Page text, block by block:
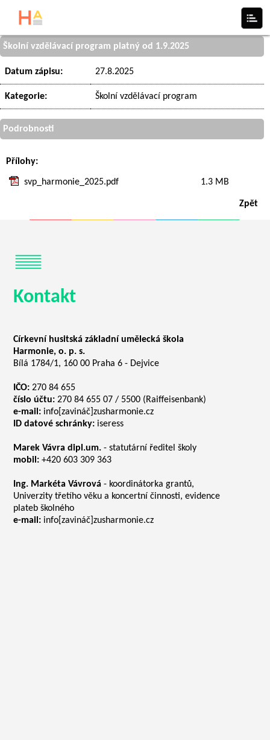
Školní vzdělávací program platný od 1.9.2025
Datum zápisu: 27.8.2025
Kategorie: Školní vzdělávací program
Podrobnosti
Přílohy:
svp_harmonie_2025.pdf 1.3 MB
Zpět
Kontakt
Církevní husitská základní umělecká škola
Harmonie, o. p. s.
Bílá 1784/1, 160 00 Praha 6 - Dejvice
IČO: 270 84 655
číslo účtu: 270 84 655 07 / 5500 (Raiffeisenbank)
e-mail: info[zavináč]zusharmonie.cz
ID datové schránky: iseress
Marek Vávra dipl.um. - statutární ředitel školy
mobil: +420 603 309 363
Ing. Markéta Vávrová - koordinátorka grantů,
Univerzity třetího věku a koncertní činnosti, evidence
plateb školného
e-mail: info[zavináč]zusharmonie.cz